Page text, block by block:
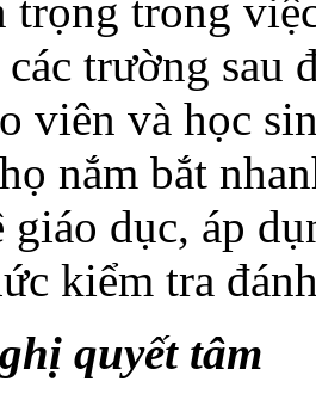
trọng trong
trường sau
viên và học
nắm bắt
giáo dục, áp
kiểm tra
quyết tâm